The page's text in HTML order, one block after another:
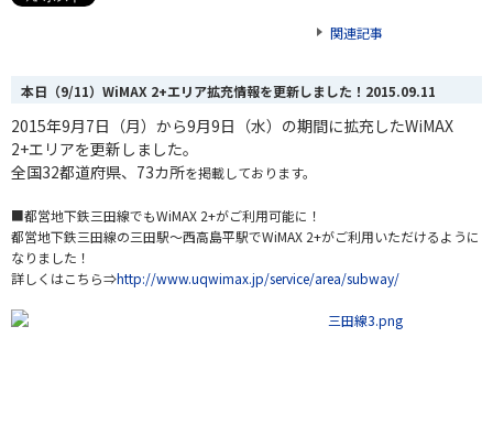
関連記事
本日（9/11）WiMAX 2+エリア拡充情報を更新しました！ 2015.09.11
2015年9月7日（月）から9月9日（水）の期間に拡充したWiMAX
2+エリアを更新しました。
全国32都道府県、73カ所を掲載しております。
■都営地下鉄三田線でもWiMAX 2+がご利用可能に！
都営地下鉄三田線の三田駅～西高島平駅でWiMAX 2+がご利用いただけるように
なりました！
詳しくはこちら⇒http://www.uqwimax.jp/service/area/subway/